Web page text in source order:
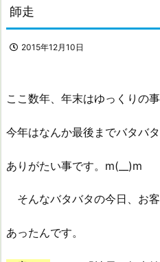
師走
2015年12月10日
ここ数年、年末はゆっくりの
今年はなんか最後までバタバ
ありがたい事です。m(__)m
そんなバタバタの今日、お
あったんです。